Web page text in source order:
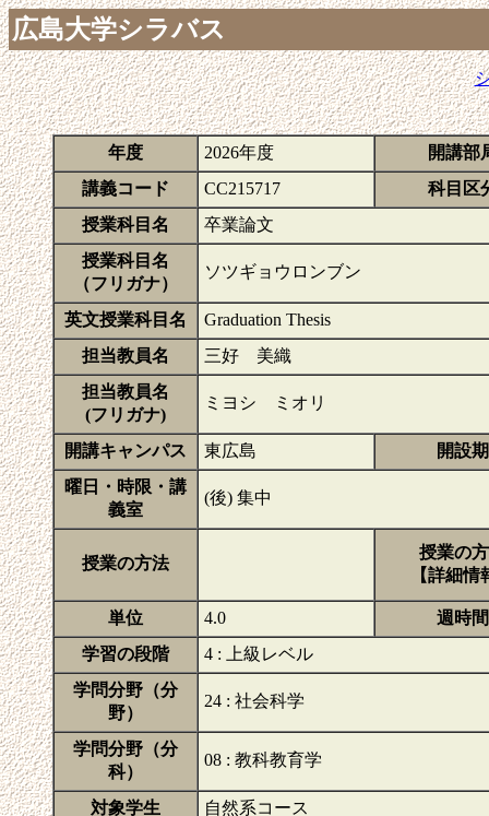
広島大学シラバス
年度 2026年度
開講部
講義コード
CC215717
科目区
授業科目名
卒業論文
授業科目名
（フリガナ）
ソツギョウロンブン
英文授業科目名
Graduation Thesis
担当教員名
三好 美織
担当教員名
(フリガナ)
ミヨシ ミオリ
開講キャンパス 東広島
開設期
曜日・時限・講
義室
(後) 集中
授業の方法
授業の
【詳細情
単位 4.0
週時間
学習の段階
4 : 上級レベル
学問分野（分
野）
24 : 社会科学
学問分野（分
科）
08 : 教科教育学
対象学生
自然系コース